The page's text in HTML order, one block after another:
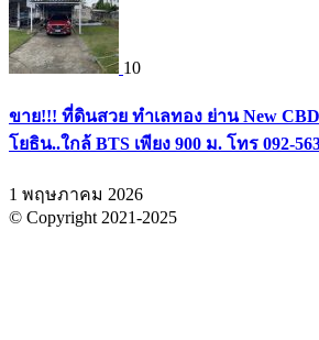
10
ขาย!!! ที่ดินสวย ทำเลทอง ย่าน New
โยธิน..ใกล้ BTS เพียง 900 ม. โทร 092-
1 พฤษภาคม 2026
© Copyright 2021-2025